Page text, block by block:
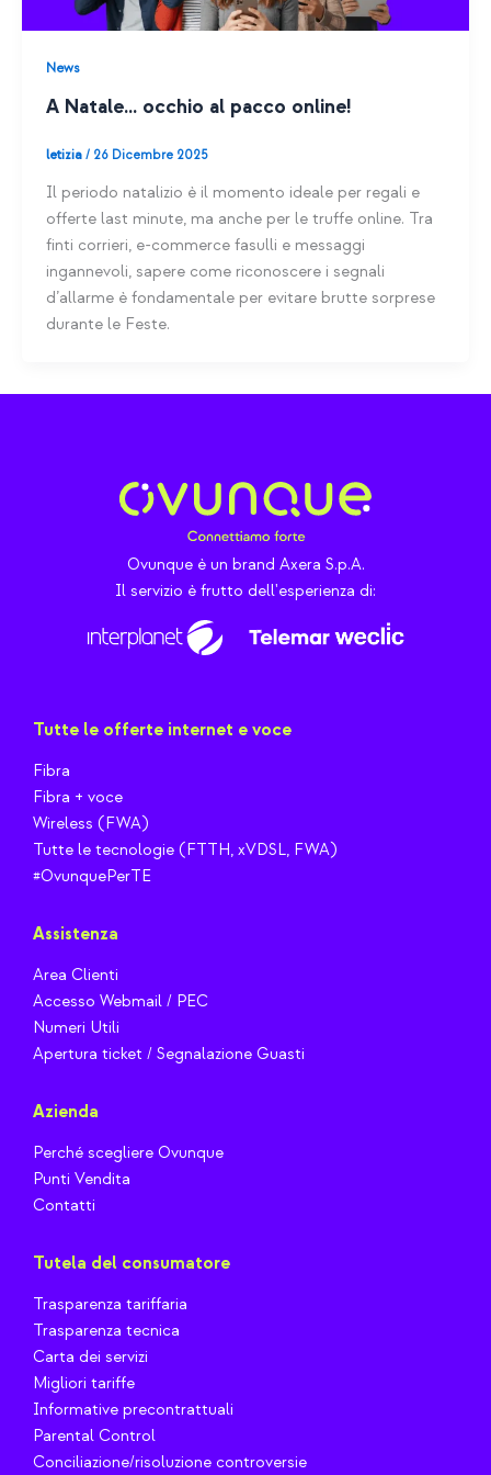
News
A Natale… occhio al pacco online!
letizia / 26 Dicembre 2025
Il periodo natalizio è il momento ideale per regali e
offerte last minute, ma anche per le truffe online. Tra
finti corrieri, e-commerce fasulli e messaggi
ingannevoli, sapere come riconoscere i segnali
d’allarme è fondamentale per evitare brutte sorprese
durante le Feste.
Ovunque è un brand Axera S.p.A.
Il servizio è frutto dell'esperienza di:
Tutte le offerte internet e voce
Fibra
Fibra + voce
Wireless (FWA)
Tutte le tecnologie (FTTH, xVDSL, FWA)
#OvunquePerTE
Assistenza
Area Clienti
Accesso Webmail / PEC
Numeri Utili
Apertura ticket / Segnalazione Guasti
Azienda
Perché scegliere Ovunque
Punti Vendita
Contatti
Tutela del consumatore
Trasparenza tariffaria
Trasparenza tecnica
Carta dei servizi
Migliori tariffe
Informative precontrattuali
Parental Control
Conciliazione/risoluzione controversie